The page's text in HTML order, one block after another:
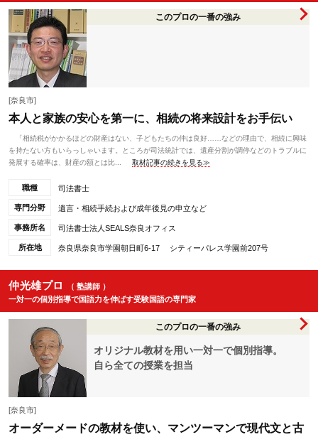
このプロの一番の強み
[奈良市]
本人と家族の安心を第一に、相続の将来設計をお手伝い
「相続税がかかるほどの財産はない、子どもたちの仲は良好……などの理由で、相続に興味
を持たない方もいらっしゃいます。ところが司法統計では、遺産分割が調停などのトラブルに
発展する確率は、財産の額とは比...
取材記事の続きを見る≫
職種 司法書士
専門分野 遺言・相続手続および成年後見の申立など
事務所名 司法書士法人SEALS奈良オフィス
所在地 奈良県奈良市学園朝日町6-17 シティーパレス学園前207号
仲光雄プロ
（ 塾講師 ）
一対一の個別指導で国語力を伸ばす受験国語の専門家
このプロの一番の強み
オリジナル教材を用い一対一で個別指導。
自ら全ての授業を担当
[奈良市]
オーダーメードの教材を使い、マンツーマンで現代文と古